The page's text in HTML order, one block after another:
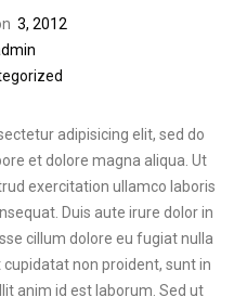
3, 2012
adipisicing elit, sed do
et dolore magna aliqua. Ut
exercitation ullamco laboris
Duis aute irure dolor in
cillum dolore eu fugiat nulla
non proident, sunt in
anim id est laborum. Sed ut